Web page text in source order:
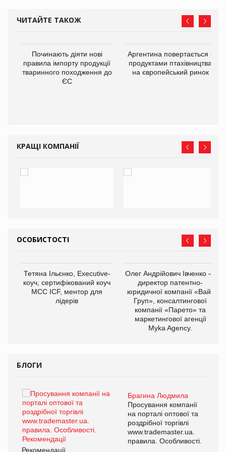
ЧИТАЙТЕ ТАКОЖ
Починають діяти нові
правила імпорту продукції
тваринного походження до
ЄС
Аргентина повертається з
продуктами птахівництва
на європейський ринок
КРАЩІ КОМПАНІЇ
ОСОБИСТОСТІ
Тетяна Ільєнко, Executive-
коуч, сертифікований коуч
МСС ICF, ментор для
лідерів
Олег Андрійович Івченко —
директор патентно-
юридичної компанії «Вайз
Груп», консалтингової
компанії «Парето» та
маркетингової агенції
Myka Agency.
БЛОГИ
Брагина Людмила
Просування компанії
на порталі оптової та
роздрібної торгівлі
www.trademaster.ua.
правила. Особливості.
Рекомендації